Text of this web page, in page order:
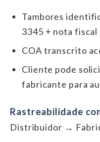
Tambores
3345 + nota
COA transcrito
Cliente pode
fabricante para
Rastreabilidade
Distribuidor →